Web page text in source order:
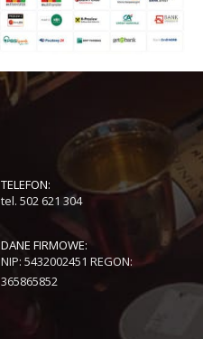
TELEFON:
tel. 502 621 304
DANE FIRMOWE:
NIP: 5432002451 REGON:
365865852